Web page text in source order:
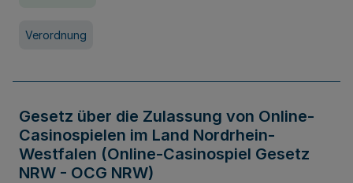
Verordnung
Gesetz über die Zulassung von Online-
Casinospielen im Land Nordrhein-
Westfalen (Online-Casinospiel Gesetz
NRW - OCG NRW)